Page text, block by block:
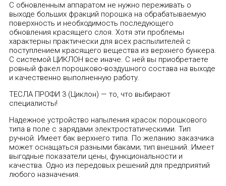
С обновленным аппаратом не нужно переживать о
выходе больших фракций порошка на обрабатываемую
поверхность и необходимость последующего
обновления красящего слоя. Хотя эти проблемы
характерны практически для всех распылителей с
поступлением красящего вещества из верхнего бункера.
С системой ЦИКЛОН все иначе. С ней вы приобретаете
ровный факел порошково-воздушного состава на выходе
и качественно выполненную работу.
ТЕСЛА ПРОФИ 3 (Циклон) — то, что выбирают
специалисты!
Надежное устройство напыления красок порошкового
типа в поле с зарядами электростатическими. Тип
ручной. Имеет бак верхнего типа. По желанию заказчика
может оснащаться разными баками; тип внешний. Имеет
выгодные показатели цены, функциональности и
качества. Одно из передовых решений для предприятий
любого назначения.